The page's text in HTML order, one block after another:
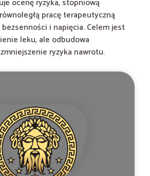
ocenę ryzyka, stopniową
pracę terapeutyczną
i napięcia. Celem jest
leku, ale odbudowa
ryzyka nawrotu.